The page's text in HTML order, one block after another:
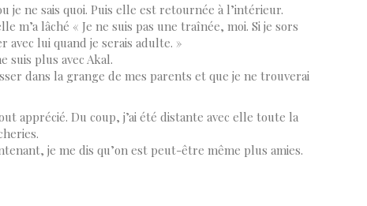
je ne sais quoi. Puis elle est retournée à l’intérieur.
m’a lâché « Je ne suis pas une traînée, moi. Si je sors
avec lui quand je serais adulte. »
suis plus avec Akal.
dans la grange de mes parents et que je ne trouverai
apprécié. Du coup, j’ai été distante avec elle toute la
je me dis qu’on est peut-être même plus amies.